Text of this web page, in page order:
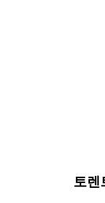
토렌